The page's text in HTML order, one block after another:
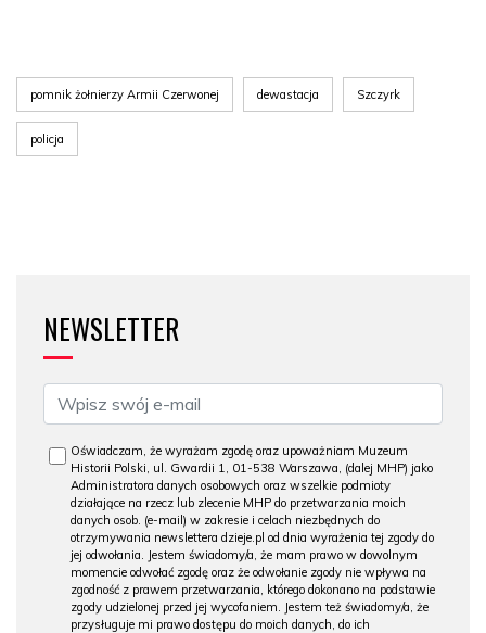
pomnik żołnierzy Armii Czerwonej dewastacja Szczyrk
policja
NEWSLETTER
Oświadczam, że wyrażam zgodę oraz upoważniam Muzeum
Historii Polski, ul. Gwardii 1, 01-538 Warszawa, (dalej MHP) jako
Administratora danych osobowych oraz wszelkie podmioty
działające na rzecz lub zlecenie MHP do przetwarzania moich
danych osob. (e-mail) w zakresie i celach niezbędnych do
otrzymywania newslettera dzieje.pl od dnia wyrażenia tej zgody do
jej odwołania. Jestem świadomy/a, że mam prawo w dowolnym
momencie odwołać zgodę oraz że odwołanie zgody nie wpływa na
zgodność z prawem przetwarzania, którego dokonano na podstawie
zgody udzielonej przed jej wycofaniem. Jestem też świadomy/a, że
przysługuje mi prawo dostępu do moich danych, do ich